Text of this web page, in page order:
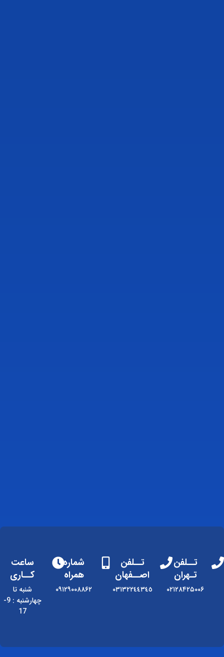
تــلفن
تـهران
۰۲۱۲۸۴۲۵۰۰۶
تــلفن
اصــفهان
٠٣١٣٢٢٤٤٣٤٥
شماره
همراه
۰۹۱۲۹۰۰۸۸۶۲
ساعت
کــاری
شنبه تا
چهارشنبه : 9-
17